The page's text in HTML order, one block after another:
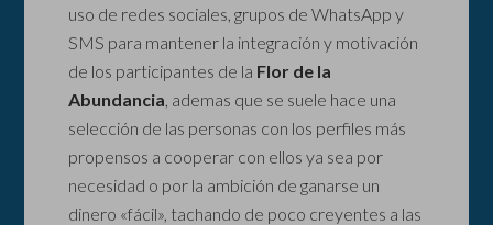
uso de redes sociales, grupos de WhatsApp y
SMS para mantener la integración y motivación
de los participantes de la Flor de la
Abundancia , ademas que se suele hace una
selección de las personas con los perfiles más
propensos a cooperar con ellos ya sea por
necesidad o por la ambición de ganarse un
dinero «fácil», tachando de poco creyentes a las